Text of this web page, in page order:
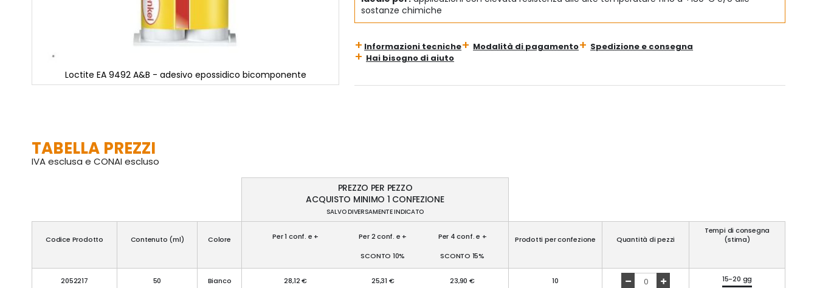
Loctite EA 9492 A&B - adesivo epossidico bicomponente
immagini
sostanze chimiche
Informazioni tecniche Modalità di pagamento
Spedizione e consegna
Hai bisogno di aiuto
TABELLA PREZZI
IVA esclusa e CONAI escluso
PREZZO PER PEZZO
ACQUISTO MINIMO 1 CONFEZIONE
SALVO DIVERSAMENTE INDICATO
Codice Prodotto Contenuto (ml) Colore Per 1 conf. e + Per 2 conf. e + Per 4 conf. e + Prodotti per confezione Quantità di pezzi
Tempi di consegna
(stima)
SCONTO 10%
SCONTO 15%
2052217 50 Bianco 28,12 € 25,31 € 23,90 € 10 15-20 gg